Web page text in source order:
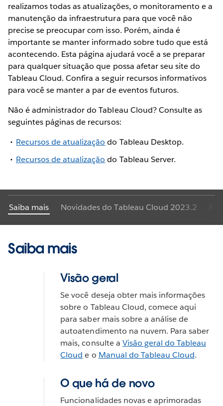
realizamos todas as atualizações, o monitoramento e a
manutenção da infraestrutura para que você não
precise se preocupar com isso. Porém, ainda é
importante se manter informado sobre tudo que está
acontecendo. Esta página ajudará você a se preparar
para qualquer situação que possa afetar seu site do
Tableau Cloud. Confira a seguir recursos informativos
para você se manter a par de eventos futuros.
Não é administrador do Tableau Cloud? Consulte as
seguintes páginas de recursos:
Recursos de atualização do Tableau Desktop.
Recursos de atualização do Tableau Server.
Saiba mais Novidades do Tableau Cloud 2023.2
Saiba mais
Visão geral
Se você deseja obter mais informações
sobre o Tableau Cloud, comece aqui
para saber mais sobre a análise de
autoatendimento na nuvem. Para saber
mais, consulte a Visão geral do Tableau
Cloud e o Manual do Tableau Cloud.
O que há de novo
Funcionalidades novas e aprimoradas